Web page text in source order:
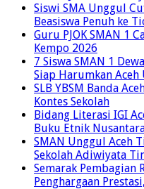
Siswi SMA Unggul
Beasiswa Penuh ke
Guru PJOK SMAN 1
Kempo 2026
7 Siswa SMAN 1
Siap Harumkan Aceh
SLB YBSM Banda
Kontes Sekolah
Bidang Literasi IGI
Buku Etnik
SMAN Unggul Aceh
Sekolah Adiwiyata
Semarak Pembagian
Penghargaan